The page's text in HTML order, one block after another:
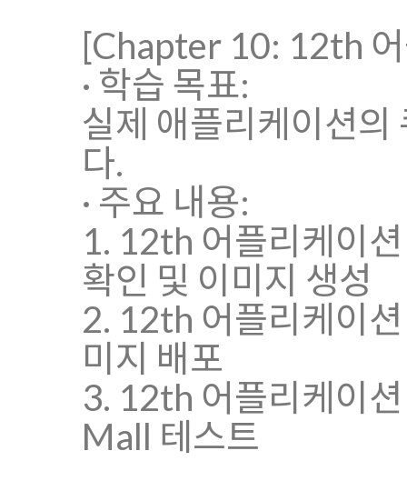
[Chapter 10: 12th
· 학습 목표:
실제 애플리케이션의
다.
· 주요 내용:
1. 12th 어플리케이
확인 및 이미지 생성
2. 12th 어플리케이
미지 배포
3. 12th 어플리케이
Mall 테스트